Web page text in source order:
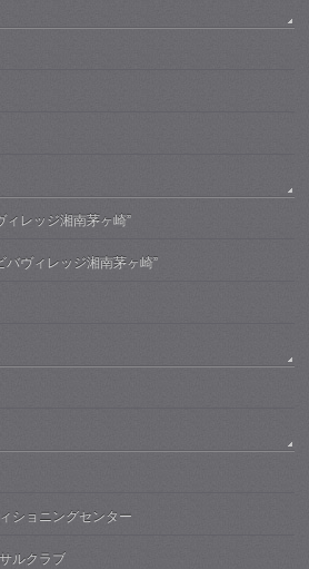
ィレッジ湘南茅ヶ崎”
バヴィレッジ湘南茅ヶ崎”
ショニングセンター
ルクラブ